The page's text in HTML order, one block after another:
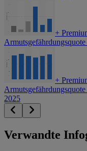
+
+
2025
Verwandte